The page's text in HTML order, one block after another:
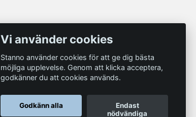
Vi använder cookies
Stanno använder cookies för att ge dig bästa
möjliga upplevelse. Genom att klicka acceptera,
godkänner du att cookies används.
Godkänn alla
Endast
nödvändiga